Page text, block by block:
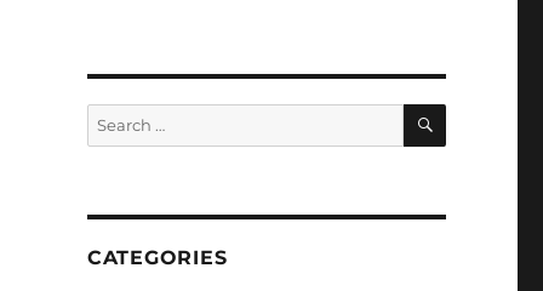
Search
for:
SEARCH
CATEGORIES